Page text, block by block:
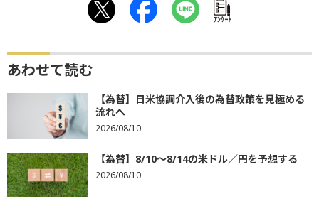
ｱﾝｹｰﾄ
あわせて読む
【為替】日米協調介入後の為替政策を見極める
流れへ
2026/08/10
【為替】8/10～8/14の米ドル／円を予想する
2026/08/10